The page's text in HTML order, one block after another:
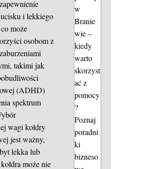
i lekkiego
może
osobom z
takimi jak
(ADHD)
spektrum
wagi kołdry
jest ważny,
lekka lub
może nie
w
Branie
wie –
kiedy
warto
skorzyst
ać z
pomocy
?
Poznaj
poradni
ki
bizneso